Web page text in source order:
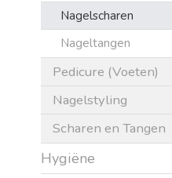
Nagelscharen
Nageltangen
Pedicure (Voeten)
Nagelstyling
Scharen en Tangen
Hygiëne